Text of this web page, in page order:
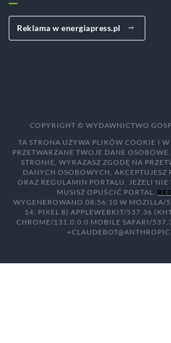
Reklama w energiapress.pl
COPYRIGHT © WYDAWNICTWO
TA STRONA UŻYWA PLIKÓW COOKIE I
PRZETWARZANE TWOJE DANE
STRONIE, WYRAŻASZ ZGODĘ NA
DANYCH OSOBOWYCH, AKCEPTUJESZ
ORAZ REGULAMIN PORTALU. JEŻELI NIE
MUSISZ OPUŚCIĆ PORTAL.
WYGENEROWANO 08:56:10 W MOZILLA/
14; PIXEL 8) APPLEWEBKIT/537.36
CHROME/131.0.0.0 MOBILE SAFARI/